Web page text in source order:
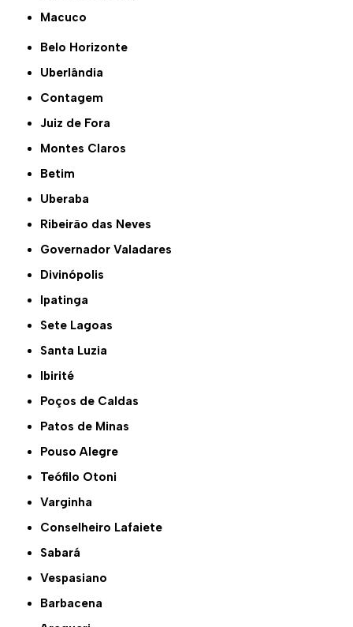
Macuco
Belo Horizonte
Uberlândia
Contagem
Juiz de Fora
Montes Claros
Betim
Uberaba
Ribeirão das Neves
Governador Valadares
Divinópolis
Ipatinga
Sete Lagoas
Santa Luzia
Ibirité
Poços de Caldas
Patos de Minas
Pouso Alegre
Teófilo Otoni
Varginha
Conselheiro Lafaiete
Sabará
Vespasiano
Barbacena